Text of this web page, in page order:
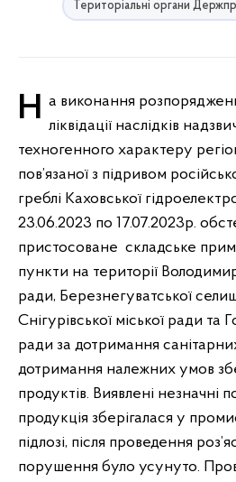
Територіальні органи
На виконання розпорядження керівника робіт з ліквідації наслідків
техногенного характеру
пов’язаної з підривом
греблі Каховської
23.06.2023 по 17.07.2023р.
пристосоване складське
пункти на території
ради, Березнегуватської
Снігурівської міської ради та
ради за дотримання
дотримання належних умов
продуктів. Виявлені незначні
продукція зберігалася у
підлозі, після проведення
порушення було усунуто.